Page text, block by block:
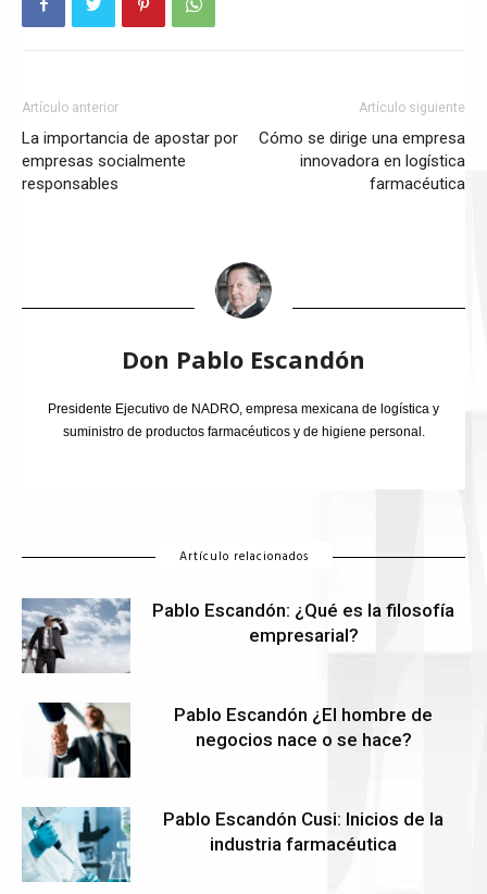
Artículo anterior
La importancia de apostar por
empresas socialmente
responsables
Artículo siguiente
Cómo se dirige una empresa
innovadora en logística
farmacéutica
Don Pablo Escandón
Presidente Ejecutivo de NADRO, empresa mexicana de logística y
suministro de productos farmacéuticos y de higiene personal.
Artículo relacionados
Pablo Escandón: ¿Qué es la filosofía
empresarial?
Pablo Escandón ¿El hombre de
negocios nace o se hace?
Pablo Escandón Cusi: Inicios de la
industria farmacéutica